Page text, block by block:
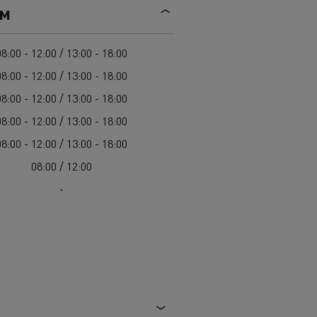
Radovi na održavanju cesta
Oprema za lokalne uprave
- 12:00 / 13:00 - 18:00
- 12:00 / 13:00 - 18:00
- 12:00 / 13:00 - 18:00
- 12:00 / 13:00 - 18:00
- 12:00 / 13:00 - 18:00
08:00 / 12:00
-